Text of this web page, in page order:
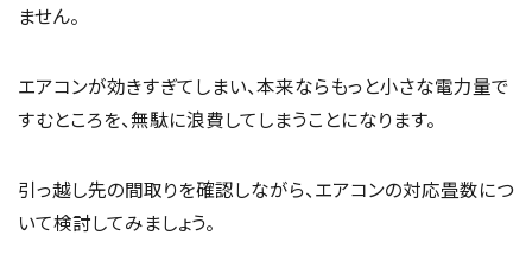
ません。
エアコンが効きすぎてしまい、本来ならもっと小さな電力量で
すむところを、無駄に浪費してしまうことになります。
引っ越し先の間取りを確認しながら、エアコンの対応畳数につ
いて検討してみましょう。